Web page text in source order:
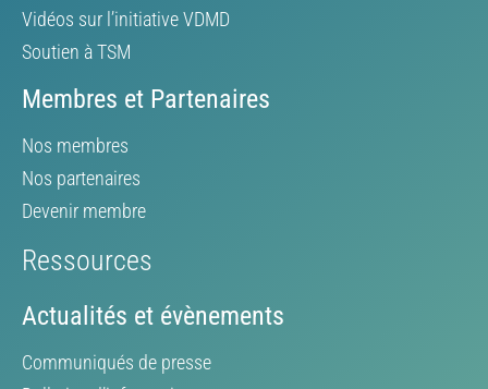
Vidéos sur l’initiative VDMD
Soutien à TSM
Membres et Partenaires
Nos membres
Nos partenaires
Devenir membre
Ressources
Actualités et évènements
Communiqués de presse